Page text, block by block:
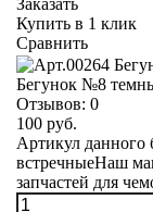
Заказать
Купить в 1 клик
Сравнить
Бегунок №8
Отзывов: 0
100 руб.
Артикул
встречныеНаш
запчастей для